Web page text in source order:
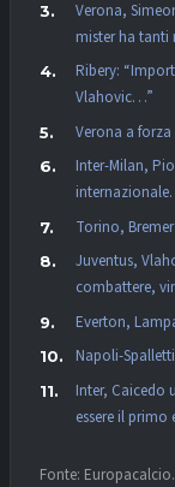
Verona,
mister ha tanti
Ribery:
Vlahovic…”
Verona a forza
Inter-Milan,
Torino,
Juventus,
combattere,
Everton,
Napoli-
Inter, Caicedo
essere il
Fonte: